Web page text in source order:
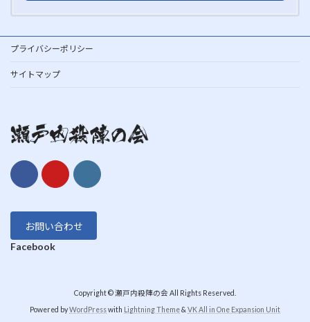
プライバシーポリシー
サイトマップ
お問い合わせ
Facebook
Copyright © 瀬戸内殺陣の会 All Rights Reserved.
Powered byWordPresswith Lightning Theme& VK All in One Expansion Unit